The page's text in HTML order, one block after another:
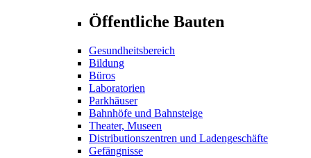
Öffentliche Bauten
Gesundheitsbereich
Bildung
Büros
Laboratorien
Parkhäuser
Bahnhöfe und Bahnsteige
Theater, Museen
Distributionszentren und Ladengeschäfte
Gefängnisse